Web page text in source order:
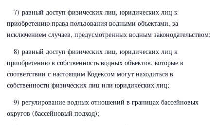
7) равный доступ физических лиц, юридических лиц к
приобретению права пользования водными объектами, за
исключением случаев, предусмотренных водным законодательством;
8) равный доступ физических лиц, юридических лиц к
приобретению в собственность водных объектов, которые в
соответствии с настоящим Кодексом могут находиться в
собственности физических лиц или юридических лиц;
9) регулирование водных отношений в границах бассейновых
округов (бассейновый подход);